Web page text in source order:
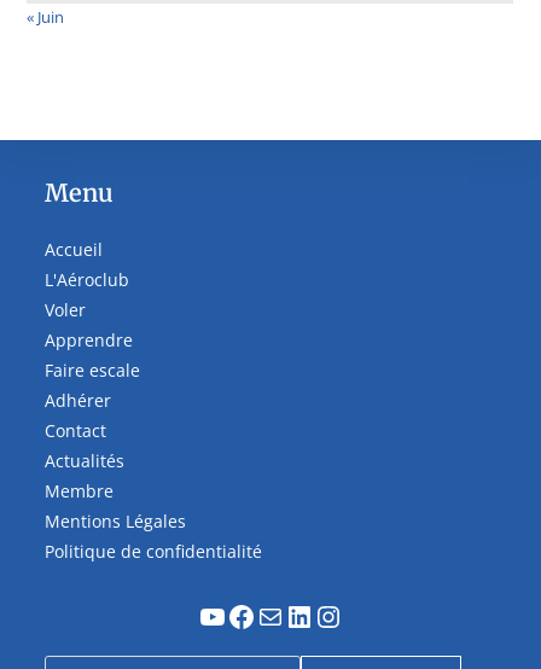
« Juin
Menu
Accueil
L'Aéroclub
Voler
Apprendre
Faire escale
Adhérer
Contact
Actualités
Membre
Mentions Légales
Politique de confidentialité